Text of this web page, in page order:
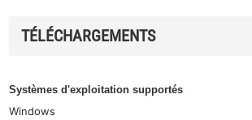
TÉLÉCHARGEMENTS
Systèmes d'exploitation supportés
Windows